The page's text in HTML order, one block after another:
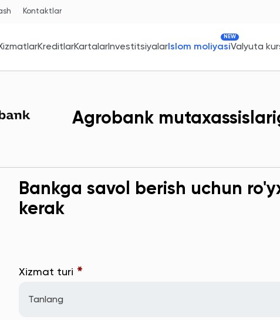
Kontaktlar
KreditlarKartalarInvestitsiyalarIslom moliyasi
NEW
Valyuta
Agrobank
Bankga savol berish uchun
kerak
Xizmat turi *
Tanlang